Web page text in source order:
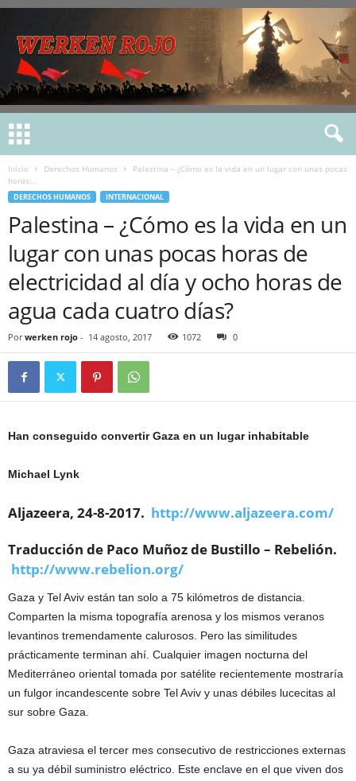
Inicio Derechos Humanos
Palestina – ¿Cómo es la vida en un lugar con unas pocas
horas...
DERECHOS HUMANOS INTERNACIONAL
Palestina – ¿Cómo es la vida en un
lugar con unas pocas horas de
electricidad al día y ocho horas de
agua cada cuatro días?
Por werken rojo - 14 agosto, 2017 1072 0
Han conseguido convertir Gaza en un lugar inhabitable
Michael Lynk
Aljazeera, 24-8-2017. http://www.aljazeera.com/
Traducción de Paco Muñoz de Bustillo – Rebelión.
http://www.rebelion.org/
Gaza y Tel Aviv están tan solo a 75 kilómetros de distancia.
Comparten la misma topografía arenosa y los mismos veranos
levantinos tremendamente calurosos. Pero las similitudes
prácticamente terminan ahí. Cualquier imagen nocturna del
Mediterráneo oriental tomada por satélite recientemente mostraría
un fulgor incandescente sobre Tel Aviv y unas débiles lucecitas al
sur sobre Gaza.
Gaza atraviesa el tercer mes consecutivo de restricciones externas
a su ya débil suministro eléctrico. Este enclave en el que viven dos